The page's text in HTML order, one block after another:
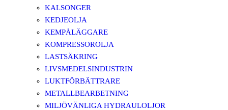
KALSONGER
KEDJEOLJA
KEMPÅLÄGGARE
KOMPRESSOROLJA
LASTSÄKRING
LIVSMEDELSINDUSTRIN
LUKTFÖRBÄTTRARE
METALLBEARBETNING
MILJÖVÄNLIGA HYDRAULOLJOR